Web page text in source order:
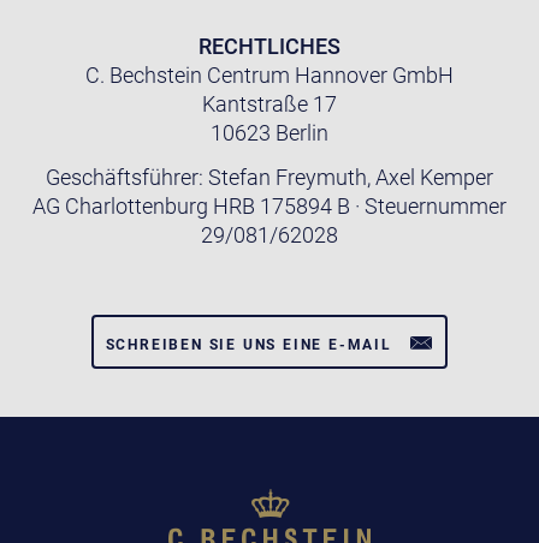
RECHTLICHES
C. Bechstein Centrum Hannover GmbH
Kantstraße 17
10623 Berlin
Geschäftsführer: Stefan Freymuth, Axel Kemper
AG Charlottenburg HRB 175894 B · Steuernummer
29/081/62028
SCHREIBEN SIE UNS EINE E-MAIL